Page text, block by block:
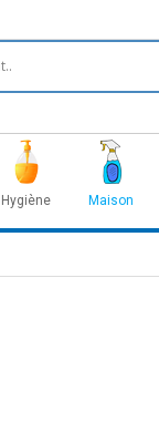
Hygiène Maison